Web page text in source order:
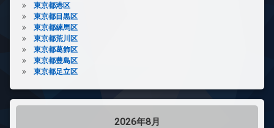
東京都港区
東京都目黒区
東京都練馬区
東京都荒川区
東京都葛飾区
東京都豊島区
東京都足立区
2026年8月